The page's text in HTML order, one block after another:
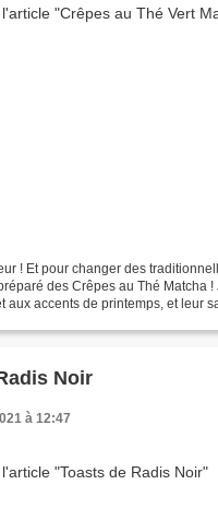
! Et pour changer des
des Crêpes au Thé Matcha
aux accents de printemps, et leur
Noir
à 12:47